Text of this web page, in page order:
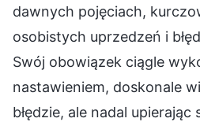
dawnych pojęciach,
osobistych uprzedzeń i
Swój obowiązek ciągle
nastawieniem, doskonale
błędzie, ale nadal